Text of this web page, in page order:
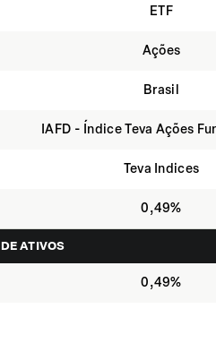
ETF
Ações
Brasil
IAFD - Índice Teva Ações
Teva Indices
0,49%
ATIVOS
0,49%